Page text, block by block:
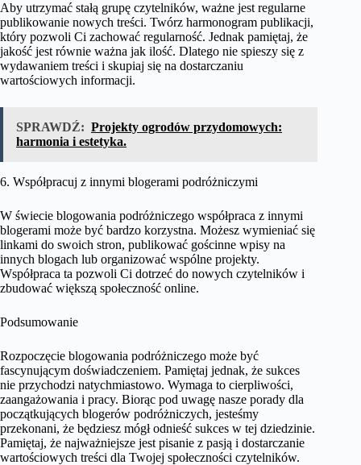
Aby utrzymać stałą grupę czytelników, ważne jest regularne
publikowanie nowych treści. Twórz harmonogram publikacji,
który pozwoli Ci zachować regularność. Jednak pamiętaj, że
jakość jest równie ważna jak ilość. Dlatego nie spieszy się z
wydawaniem treści i skupiaj się na dostarczaniu
wartościowych informacji.
SPRAWDŹ: Projekty ogrodów przydomowych:
harmonia i estetyka.
6. Współpracuj z innymi blogerami podróżniczymi
W świecie blogowania podróżniczego współpraca z innymi
blogerami może być bardzo korzystna. Możesz wymieniać się
linkami do swoich stron, publikować gościnne wpisy na
innych blogach lub organizować wspólne projekty.
Współpraca ta pozwoli Ci dotrzeć do nowych czytelników i
zbudować większą społeczność online.
Podsumowanie
Rozpoczęcie blogowania podróżniczego może być
fascynującym doświadczeniem. Pamiętaj jednak, że sukces
nie przychodzi natychmiastowo. Wymaga to cierpliwości,
zaangażowania i pracy. Biorąc pod uwagę nasze porady dla
początkujących blogerów podróżniczych, jesteśmy
przekonani, że będziesz mógł odnieść sukces w tej dziedzinie.
Pamiętaj, że najważniejsze jest pisanie z pasją i dostarczanie
wartościowych treści dla Twojej społeczności czytelników.